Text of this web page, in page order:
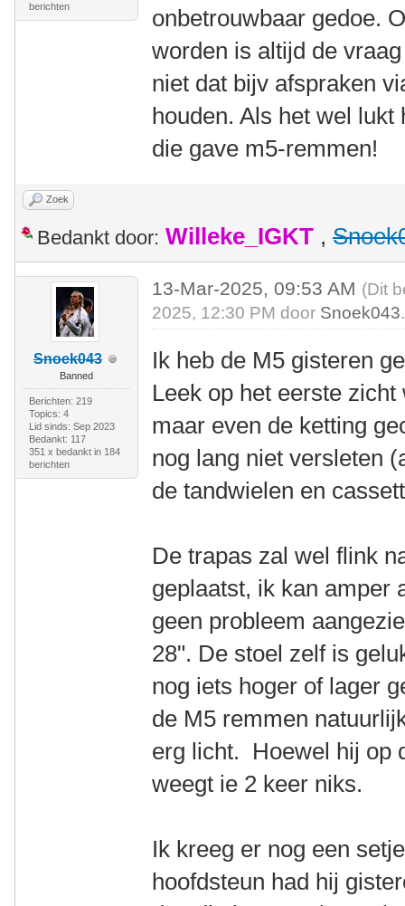
berichten
onbetrouwbaar gedoe.
worden is altijd de
niet dat bijv afspraken
houden. Als het wel
die gave m5-remmen!
Zoek
Bedankt door: Willeke_IGKT ,
Snoek043
Banned
Berichten: 219
Topics: 4
Lid sinds: Sep 2023
Bedankt: 117
351 x bedankt in 184
berichten
13-Mar-2025, 09:53 AM (Dit
2025, 12:30 PM door Snoek043
Ik heb de M5 gisteren
Leek op het eerste
maar even de ketting
nog lang niet versleten
de tandwielen en
De trapas zal wel flink
geplaatst, ik kan amper
geen probleem
28". De stoel zelf is
nog iets hoger of lager
de M5 remmen
erg licht. Hoewel hij op
weegt ie 2 keer niks.
Ik kreeg er nog een
hoofdsteun had hij